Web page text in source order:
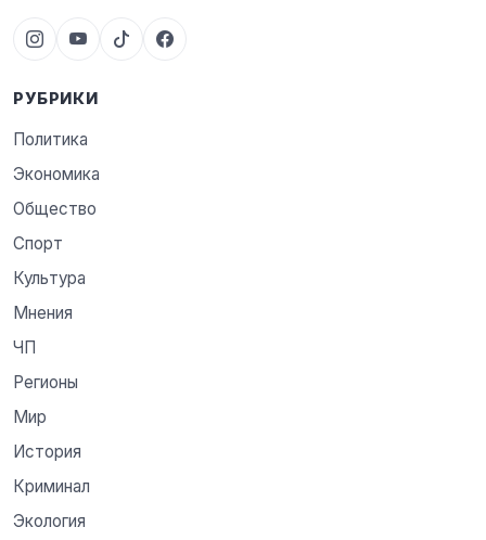
РУБРИКИ
Политика
Экономика
Общество
Спорт
Культура
Мнения
ЧП
Регионы
Мир
История
Криминал
Экология